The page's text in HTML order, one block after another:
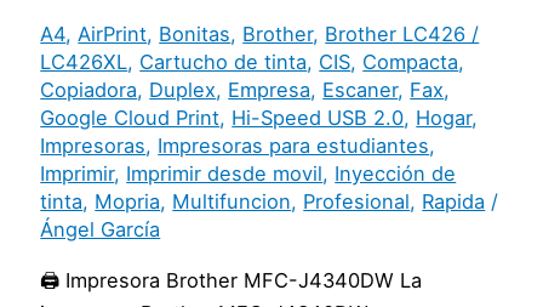
A4,AirPrint, Bonitas, Brother, Brother LC426 /
LC426XL, Cartucho de tinta, CIS, Compacta,
Copiadora, Duplex, Empresa, Escaner, Fax,
Google Cloud Print, Hi-Speed USB 2.0, Hogar,
Impresoras, Impresoras para estudiantes,
Imprimir, Imprimir desde movil, Inyección de
tinta, Mopria, Multifuncion, Profesional, Rapida /
Ángel García
🖨️ Impresora Brother MFC-J4340DW La